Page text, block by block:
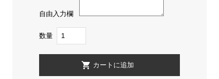
自由入力欄
数量